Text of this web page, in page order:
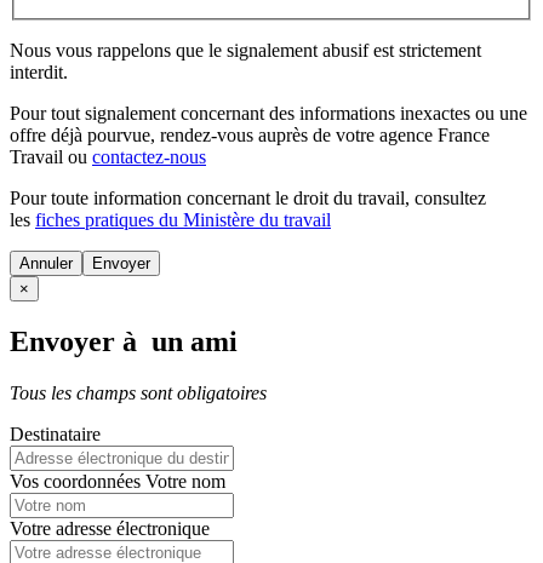
Nous vous rappelons que le signalement abusif est strictement
interdit.
Pour tout signalement concernant des informations inexactes ou une
offre déjà pourvue, rendez-vous auprès de votre agence France
Travail ou contactez-nous
Pour toute information concernant le droit du travail, consultez
les fiches pratiques du Ministère du travail
Annuler
×
Envoyer à un ami
Tous les champs sont obligatoires
Destinataire
Vos coordonnées Votre nom
Votre adresse électronique